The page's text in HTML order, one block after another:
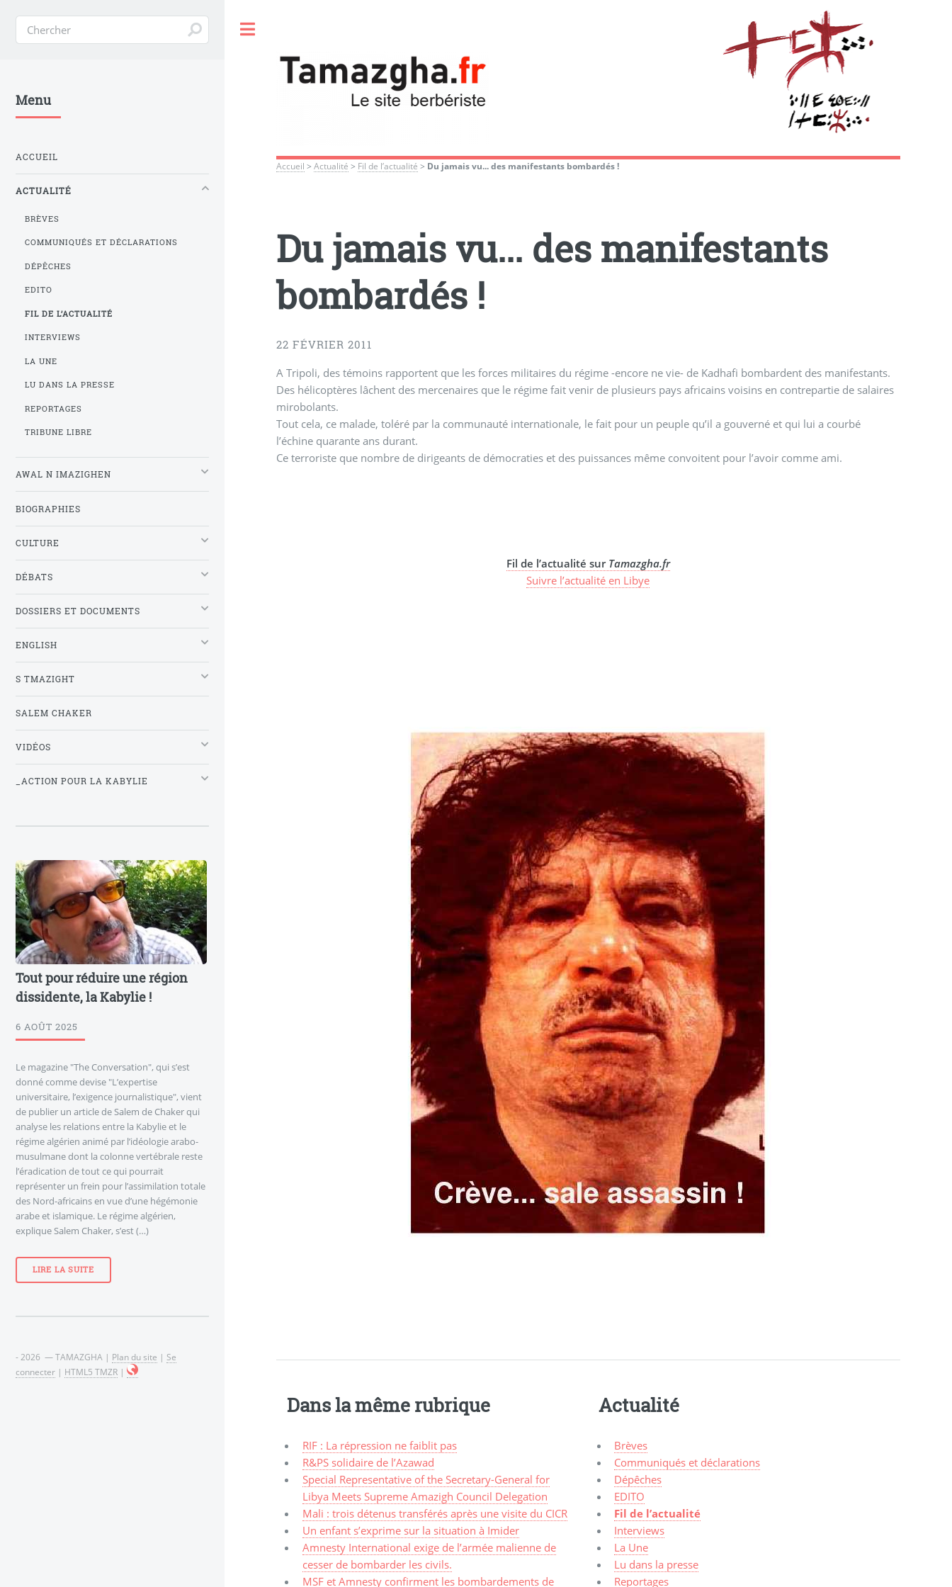
Accueil >Actualité > Fil de l’actualité > Du jamais vu... des manifestants bombardés !
Du jamais vu... des manifestants
bombardés !
22 FÉVRIER 2011
A Tripoli, des témoins rapportent que les forces militaires du régime -encore ne vie- de Kadhafi bombardent des manifestants.
Des hélicoptères lâchent des mercenaires que le régime fait venir de plusieurs pays africains voisins en contrepartie de salaires
mirobolants.
Tout cela, ce malade, toléré par la communauté internationale, le fait pour un peuple qu’il a gouverné et qui lui a courbé
l’échine quarante ans durant.
Ce terroriste que nombre de dirigeants de démocraties et des puissances même convoitent pour l’avoir comme ami.
Fil de l’actualité sur Tamazgha.fr
Suivre l’actualité en Libye
Dans la même rubrique
RIF : La répression ne faiblit pas
R&PS solidaire de l’Azawad
Special Representative of the Secretary-General for
Libya Meets Supreme Amazigh Council Delegation
Mali : trois détenus transférés après une visite du CICR
Un enfant s’exprime sur la situation à Imider
Amnesty International exige de l’armée malienne de
cesser de bombarder les civils.
MSF et Amnesty confirment les bombardements de
Actualité
Brèves
Communiqués et déclarations
Dépêches
EDITO
Fil de l’actualité
Interviews
La Une
Lu dans la presse
Reportages
Menu
ACCUEIL
ACTUALITÉ
BRÈVES
COMMUNIQUÉS ET DÉCLARATIONS
DÉPÊCHES
EDITO
FIL DE L’ACTUALITÉ
INTERVIEWS
LA UNE
LU DANS LA PRESSE
REPORTAGES
TRIBUNE LIBRE
AWAL N IMAZIGHEN
BIOGRAPHIES
CULTURE
DÉBATS
DOSSIERS ET DOCUMENTS
ENGLISH
S TMAZIGHT
SALEM CHAKER
VIDÉOS
_ACTION POUR LA KABYLIE
Tout pour réduire une région
dissidente, la Kabylie !
6 AOÛT 2025
Le magazine "The Conversation", qui s’est
donné comme devise "L’expertise
universitaire, l’exigence journalistique", vient
de publier un article de Salem de Chaker qui
analyse les relations entre la Kabylie et le
régime algérien animé par l’idéologie arabo-
musulmane dont la colonne vertébrale reste
l’éradication de tout ce qui pourrait
représenter un frein pour l’assimilation totale
des Nord-africains en vue d’une hégémonie
arabe et islamique. Le régime algérien,
explique Salem Chaker, s’est (…)
LIRE LA SUITE
- 2026 — TAMAZGHA | Plan du site | Se
connecter | HTML5 TMZR |